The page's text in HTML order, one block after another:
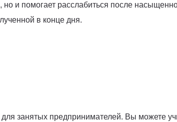
и помогает расслабиться после
в конце дня.
занятых предпринимателей. Вы можете